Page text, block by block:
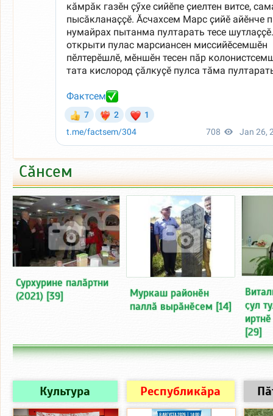
Сӑнсем
Сурхурине палӑртни
(2021) [39]
Муркаш районӗн
паллӑ вырӑнӗсем[14]
ҫул
[29]
Культура Республикӑра